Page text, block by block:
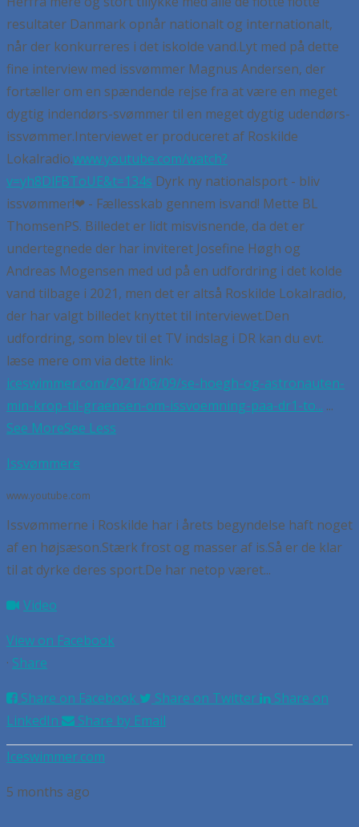
resultater Danmark opnår nationalt og internationalt,
når der konkurreres i det iskolde vand.Lyt med på dette
fine interview med issvømmer Magnus Andersen, der
fortæller om en spændende rejse fra at være en meget
dygtig indendørs-svømmer til en meget dygtig udendørs-
issvømmer.Interviewet er produceret af Roskilde
Lokalradio.www.youtube.com/watch?
v=yh8DlFBToUE&t=134s Dyrk ny nationalsport - bliv
issvømmer!❤ - Fællesskab gennem isvand! Mette BL
ThomsenPS. Billedet er lidt misvisnende, da det er
undertegnede der har inviteret Josefine Høgh og
Andreas Mogensen med ud på en udfordring i det kolde
vand tilbage i 2021, men det er altså Roskilde Lokalradio,
der har valgt billedet knyttet til interviewet.Den
udfordring, som blev til et TV indslag i DR kan du evt.
læse mere om via dette link:
iceswimmer.com/2021/06/09/se-hoegh-og-astronauten-
min-krop-til-graensen-om-issvoemning-paa-dr1-to... ...
See MoreSee Less
Issvømmere
www.youtube.com
Issvømmerne i Roskilde har i årets begyndelse haft noget
af en højsæson.Stærk frost og masser af is.Så er de klar
til at dyrke deres sport.De har netop været...
Video
View on Facebook
· Share
Share on Facebook
Share on Twitter
Share on
LinkedIn
Share by Email
Iceswimmer.com
5 months ago